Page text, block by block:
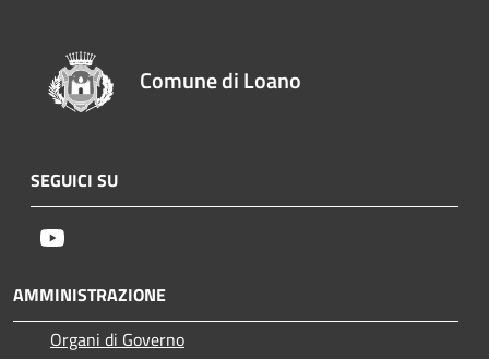
Comune di Loano
SEGUICI SU
AMMINISTRAZIONE
Organi di Governo